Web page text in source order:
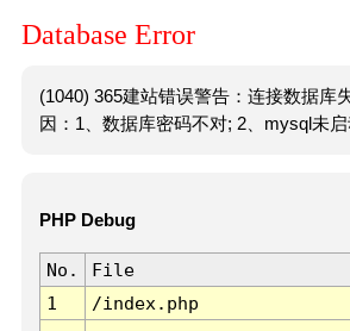
Database Error
(1040) 365建站错误警告：连接数据库
因：1、数据库密码不对; 2、mysql未启
PHP Debug
No. File
1
/index.php